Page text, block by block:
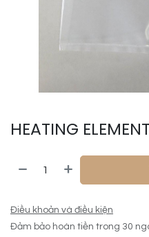
HEATING
Điều khoản và điều kiện
Đảm bảo hoàn tiền trong 30